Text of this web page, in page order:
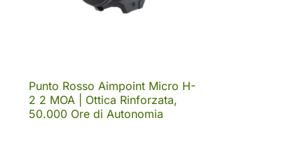
 Anteprima
Punto Rosso Aimpoint Micro H-
2 2 MOA | Ottica Rinforzata,
50.000 Ore di Autonomia